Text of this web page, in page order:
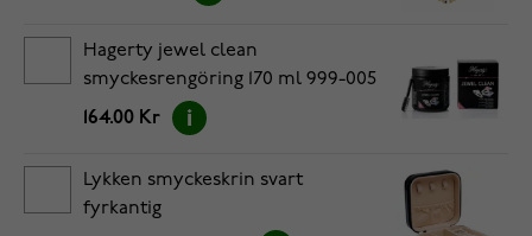
Hagerty jewel clean
smyckesrengöring 170 ml 999-005
164.00 Kr
Lykken smyckeskrin svart
fyrkantig